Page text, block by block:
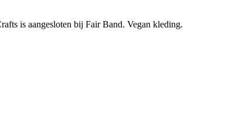
is aangesloten bij Fair Band. Vegan kleding.